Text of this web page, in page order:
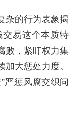
杂的行为表象揭
交易这个本质特
败，紧盯权力集
大惩处力度。
严惩风腐交织问